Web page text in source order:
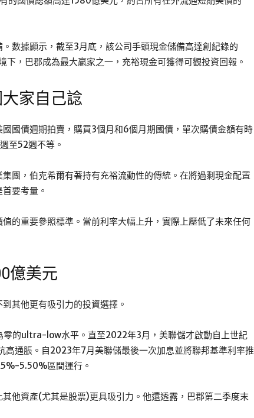
數據顯示，截至3月底，該公司手頭現金儲備高達創紀錄的
，巴郡成為最大贏家之一，充裕現金可獲得可觀投資回報。
家自己諗
國債週期拍賣，購買3個月和6個月期國債，單次購債金額有時
至52週不等。
團，伯克希爾有著持有充裕流動性的傳統。在將過剩現金配置
要考量。
的重要參照標準。當前利率大幅上升，實際上壓低了未來任何
億美元
其他更有吸引力的投資選擇。
零的ultra-low水平。直至2022年3月，美聯儲才啟動自上世紀
高通脹。自2023年7月美聯儲最後一次加息並將聯邦基準利率推
5.50%區間運行。
他資產(尤其是股票)更具吸引力。他還透露，巴郡第二季度末